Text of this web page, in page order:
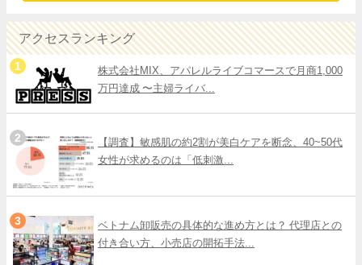
アクセスランキング
株式会社MIX、アパレルライブコマースで月商1,000
万円達成 〜主婦ライバ...
【調査】敏感肌の約2割が美白ケアを断念、40~50代
女性が求めるのは「低刺激...
ベトナム卸販売の具体的な進め方とは？ 代理店との
付き合い方、小売店の開拓手法...